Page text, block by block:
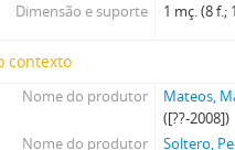
Dimensão e suporte
1 mç. (8 f.;
contexto
Nome do produtor
Mateos,
([??-2008])
Nome do produtor
Soltero,